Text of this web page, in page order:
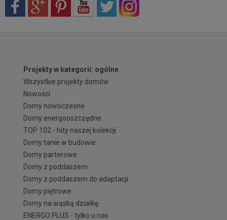
Projekty w kategorii: ogólne
Wszystkie projekty domów
Nowości
Domy nowoczesne
Domy energooszczędne
TOP 102 - hity naszej kolekcji
Domy tanie w budowie
Domy parterowe
Domy z poddaszem
Domy z poddaszem do adaptacji
Domy piętrowe
Domy na wąską działkę
ENERGO PLUS - tylko u nas